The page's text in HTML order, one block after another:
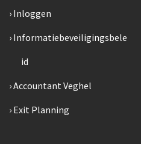
Inloggen
Informatiebeveiligingsbele
id
Accountant Veghel
Exit Planning